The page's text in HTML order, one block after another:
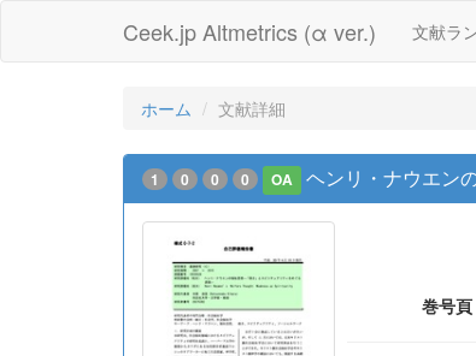
Ceek.jp Altmetrics (α ver.) 文献ラ
ホーム 文献詳細
1 0 0 0 OA ヘンリ・ナウエン
巻号